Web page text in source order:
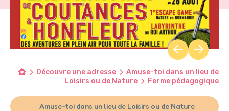
Découvre une adresse
Amuse-toi dans un lieu de
Loisirs ou de Nature
Ferme pédagogique
Amuse-toi dans un lieu de Loisirs ou de Nature